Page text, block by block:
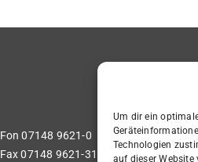
Um dir ein
Technologien
auf dieser
Fon 07148 9621-0
Fax 07148 9621-31